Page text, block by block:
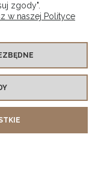
zgody".
w naszej Polityce